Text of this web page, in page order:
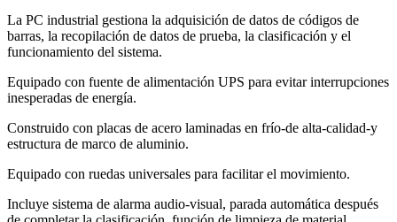
La PC industrial gestiona la adquisición de datos de códigos de
barras, la recopilación de datos de prueba, la clasificación y el
funcionamiento del sistema.
Equipado con fuente de alimentación UPS para evitar interrupciones
inesperadas de energía.
Construido con placas de acero laminadas en frío-de alta-calidad-y
estructura de marco de aluminio.
Equipado con ruedas universales para facilitar el movimiento.
Incluye sistema de alarma audio-visual, parada automática después